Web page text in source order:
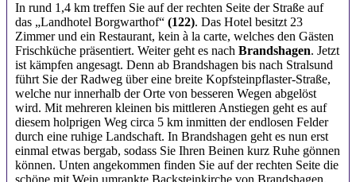
In rund 1,4 km treffen Sie auf der rechten Seite der Straße auf
das „Landhotel Borgwarthof“ (122). Das Hotel besitzt 23
Zimmer und ein Restaurant, kein à la carte, welches den Gästen
Frischküche präsentiert. Weiter geht es nach Brandshagen. Jetzt
ist kämpfen angesagt. Denn ab Brandshagen bis nach Stralsund
führt Sie der Radweg über eine breite Kopfsteinpflaster-Straße,
welche nur innerhalb der Orte von besseren Wegen abgelöst
wird. Mit mehreren kleinen bis mittleren Anstiegen geht es auf
diesem holprigen Weg circa 5 km inmitten der endlosen Felder
durch eine ruhige Landschaft. In Brandshagen geht es nun erst
einmal etwas bergab, sodass Sie Ihren Beinen kurz Ruhe gönnen
können. Unten angekommen finden Sie auf der rechten Seite die